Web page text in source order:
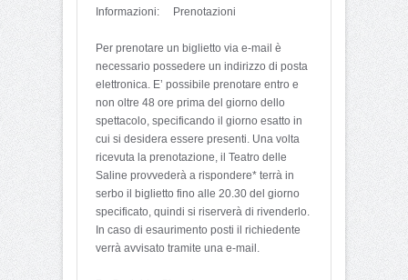
Informazioni: Prenotazioni
Per prenotare un biglietto via e-mail è
necessario possedere un indirizzo di posta
elettronica. E’ possibile prenotare entro e
non oltre 48 ore prima del giorno dello
spettacolo, specificando il giorno esatto in
cui si desidera essere presenti. Una volta
ricevuta la prenotazione, il Teatro delle
Saline provvederà a rispondere* terrà in
serbo il biglietto fino alle 20.30 del giorno
specificato, quindi si riserverà di rivenderlo.
In caso di esaurimento posti il richiedente
verrà avvisato tramite una e-mail.